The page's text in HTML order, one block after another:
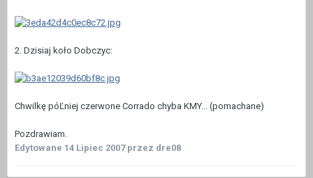
2. Dzisiaj koło Dobczyc:
Chwilkę póĽniej czerwone Corrado chyba KMY... (pomachane)
Pozdrawiam.
Edytowane 14 Lipiec 2007przez dre08